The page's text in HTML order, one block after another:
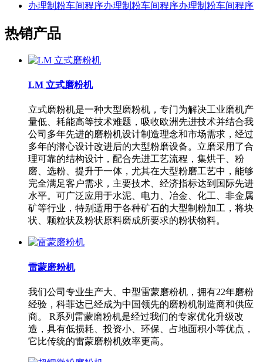
办理制粉车间程序办理制粉车间程序办理制粉车间程序
热销产品
LM 立式磨粉机
立式磨粉机是一种大型磨粉机，专门为解决工业磨机产
量低、耗能高等技术难题，吸收欧洲先进技术并结合我
公司多年先进的磨粉机设计制造理念和市场需求，经过
多年的潜心设计改进后的大型粉磨设备。立磨采用了合
理可靠的结构设计，配合先进工艺流程，集烘干、粉
磨、选粉、提升于一体，尤其在大型粉磨工艺中，能够
完全满足客户需求，主要技术、经济指标达到国际先进
水平。可广泛应用于水泥、电力、冶金、化工、非金属
矿等行业，特别适用于各种矿石的大型制粉加工，将块
状、颗粒状及粉状原料磨成所要求的粉状物料。
雷蒙磨粉机
我们公司专业生产大、中型雷蒙磨粉机，拥有22年磨粉
经验，科菲达已经成为中国领先的磨粉机制造商和供应
商。 R系列雷蒙磨粉机是经过我们的专家优化升级改
造，具有低损耗、投资小、环保、占地面积小等优点，
它比传统的雷蒙磨粉机效率更高。